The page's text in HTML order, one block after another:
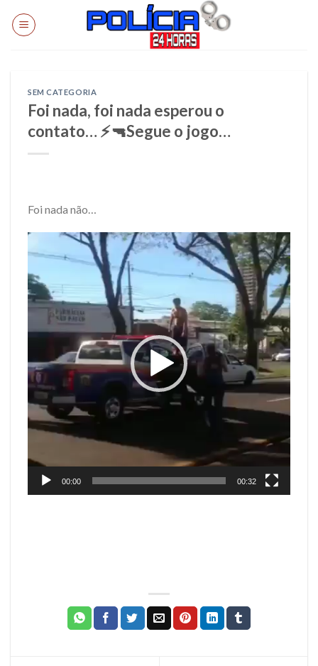
SEM CATEGORIA
Foi nada, foi nada esperou o
contato… ⚡🔫Segue o jogo…
Foi nada não…
Tocador
de
vídeo
00:00 00:32